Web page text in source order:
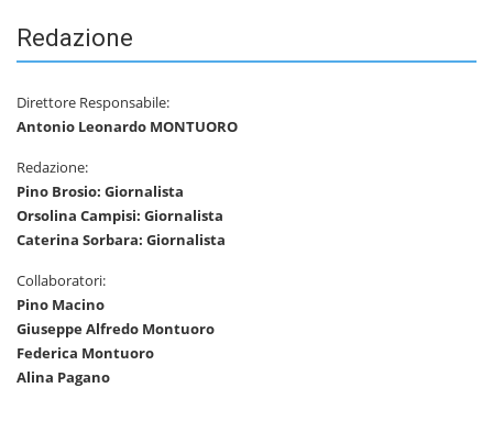
Redazione
Direttore Responsabile:
Antonio Leonardo MONTUORO
Redazione:
Pino Brosio: Giornalista
Orsolina Campisi: Giornalista
Caterina Sorbara: Giornalista
Collaboratori:
Pino Macino
Giuseppe Alfredo Montuoro
Federica Montuoro
Alina Pagano